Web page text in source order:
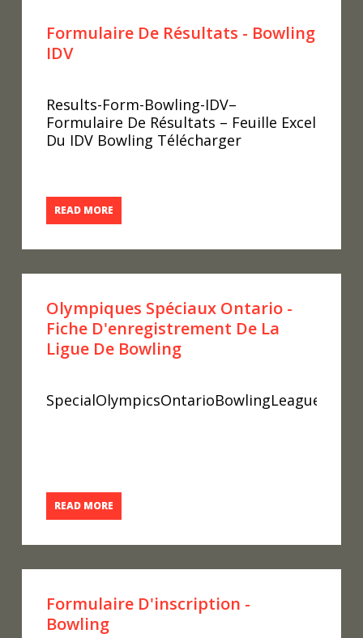
Formulaire De Résultats - Bowling
IDV
Results-Form-Bowling-IDV–
Formulaire De Résultats – Feuille Excel
Du IDV Bowling Télécharger
READ MORE
Olympiques Spéciaux Ontario -
Fiche D'enregistrement De La
Ligue De Bowling
READ MORE
Formulaire D'inscription -
Bowling